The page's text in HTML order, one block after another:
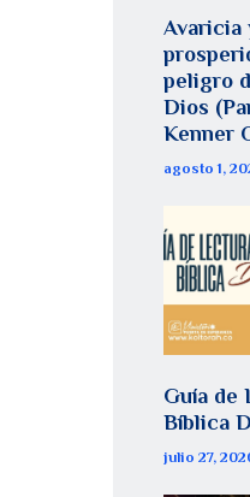
Avaricia
peligro
Dios
Kenner
agosto 1,
Guía de
Bíblica
julio 27,